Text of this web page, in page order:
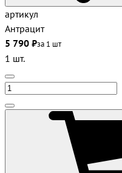
артикул
Антрацит
5 790 ₽за 1 шт
1 шт.